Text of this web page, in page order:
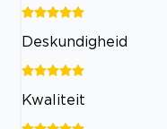
Deskundigheid
Kwaliteit